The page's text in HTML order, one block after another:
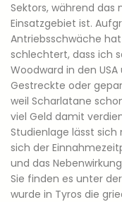
Sektors, während das
Einsatzgebiet ist.
Antrieb­ss­chwäche
schlechtert, dass ich
Woodward in den
Gestreckte oder
weil Scharlatane
viel Geld damit
Studienlage lässt
sich der
und das
Sie finden es unter der
wurde in Tyros die